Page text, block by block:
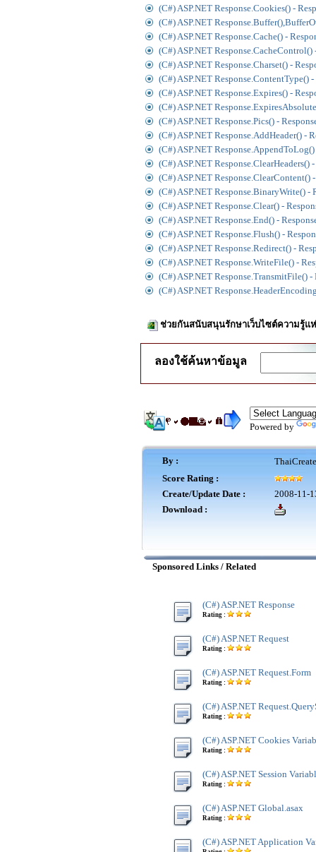
(C#) ASP.NET Response.Cookies() -
(C#) ASP.NET
(C#) ASP.NET Response.Cache() -
(C#) ASP.NET Response.CacheControl()
(C#) ASP.NET Response.Charset() -
(C#) ASP.NET Response.ContentType()
(C#) ASP.NET Response.Expires() -
(C#) ASP.NET
(C#) ASP.NET Response.Pics() -
(C#) ASP.NET Response.AddHeader() -
(C#) ASP.NET
(C#) ASP.NET Response.ClearHeaders()
(C#) ASP.NET Response.ClearContent()
(C#) ASP.NET Response.BinaryWrite() -
(C#) ASP.NET Response.Clear() -
(C#) ASP.NET Response.End() -
(C#) ASP.NET Response.Flush() -
(C#) ASP.NET Response.Redirect() -
(C#) ASP.NET Response.WriteFile() -
(C#) ASP.NET Response.TransmitFile() -
(C#) ASP.NET
ช่วยกันสนับสนุนรักษาเว็บไซต์ความรู้แ
ลองใช้ค้นหาข้อมูล
Powered by
By :
Score Rating :
Create/Update Date :
2008-11-
Download :
Sponsored Links / Related
(C#) ASP.NET Response
Rating :
(C#) ASP.NET Request
Rating :
(C#) ASP.NET Request.Form
Rating :
(C#) ASP.NET
Rating :
(C#) ASP.NET Cookies
Rating :
(C#) ASP.NET Session
Rating :
(C#) ASP.NET Global.asax
Rating :
(C#) ASP.NET Application